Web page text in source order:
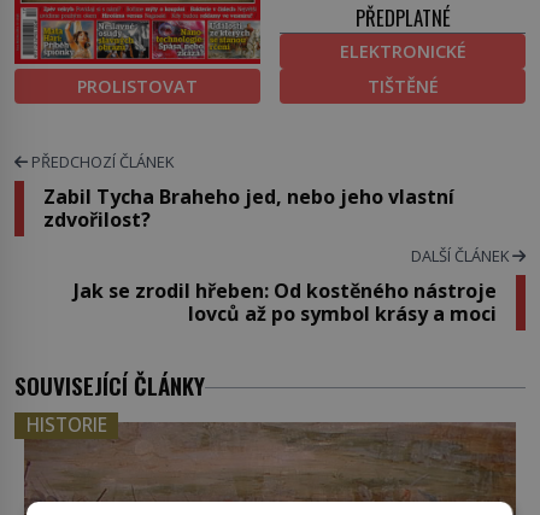
PROLISTOVAT
PŘEDPLATNÉ
ELEKTRONICKÉ
TIŠTĚNÉ
PŘEDCHOZÍ ČLÁNEK
Zabil Tycha Braheho jed, nebo jeho vlastní
zdvořilost?
DALŠÍ ČLÁNEK
Jak se zrodil hřeben: Od kostěného nástroje
lovců až po symbol krásy a moci
SOUVISEJÍCÍ ČLÁNKY
HISTORIE